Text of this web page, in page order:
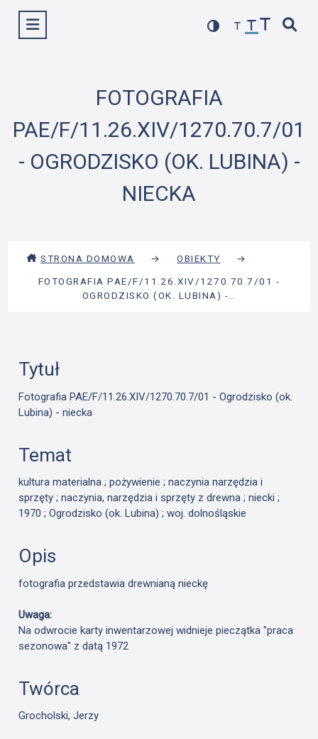
Wyświetl menu
FOTOGRAFIA
PAE/F/11.26.XIV/1270.70.7/01
- OGRODZISKO (OK. LUBINA) -
NIECKA
STRONA DOMOWA → OBIEKTY
→
FOTOGRAFIA PAE/F/11.26.XIV/1270.70.7/01 -
OGRODZISKO (OK. LUBINA) -…
Tytuł
Fotografia PAE/F/11.26.XIV/1270.70.7/01 - Ogrodzisko (ok.
Lubina) - niecka
Temat
kultura materialna ; pożywienie ; naczynia narzędzia i
sprzęty ; naczynia, narzędzia i sprzęty z drewna ; niecki ;
1970 ; Ogrodzisko (ok. Lubina) ; woj. dolnośląskie
Opis
fotografia przedstawia drewnianą nieckę
Uwaga:
Na odwrocie karty inwentarzowej widnieje pieczątka "praca
sezonowa" z datą 1972
Twórca
Grocholski, Jerzy